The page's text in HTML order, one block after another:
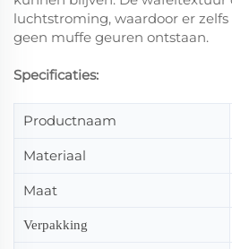
luchtstroming, waardoor er
geen muffe geuren ontstaan.
Specificaties:
Productnaam
Materiaal
Maat
Verpakking